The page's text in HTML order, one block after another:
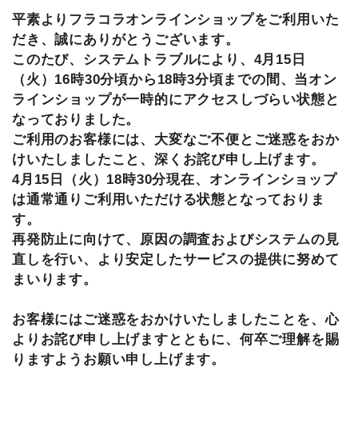
平素よりフラコラオンラインショップをご利用いた
だき、誠にありがとうございます。
このたび、システムトラブルにより、4月15日
（火）16時30分頃から18時3分頃までの間、当オン
ラインショップが一時的にアクセスしづらい状態と
なっておりました。
ご利用のお客様には、大変なご不便とご迷惑をおか
けいたしましたこと、深くお詫び申し上げます。
4月15日（火）18時30分現在、オンラインショップ
は通常通りご利用いただける状態となっておりま
す。
再発防止に向けて、原因の調査およびシステムの見
直しを行い、より安定したサービスの提供に努めて
まいります。
​​​​​​​お客様にはご迷惑をおかけいたしましたことを、心
よりお詫び申し上げますとともに、何卒ご理解を賜
りますようお願い申し上げます。